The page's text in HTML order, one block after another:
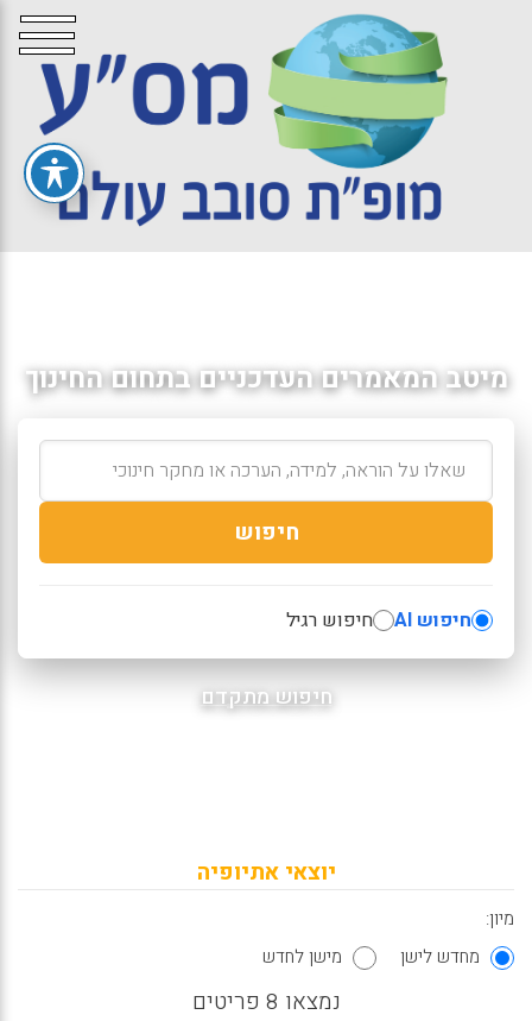
מיטב המאמרים העדכניים בתחום החינוך
חיפוש
חיפוש AI חיפוש רגיל
חיפוש מתקדם
יוצאי אתיופיה
מיון:
מחדש לישן
מישן לחדש
נמצאו 8 פריטים